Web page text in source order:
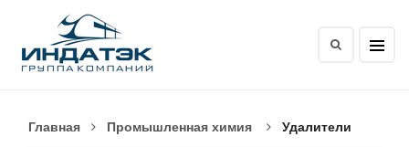
Главная Промышленная химия Удалители